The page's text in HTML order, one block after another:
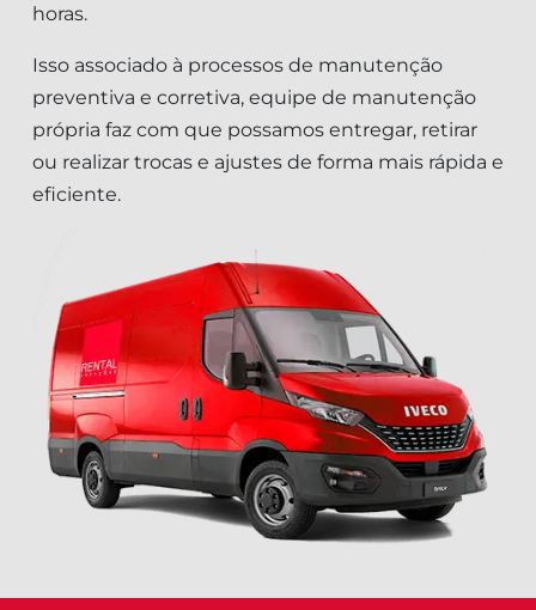
horas.
Isso associado à processos de manutenção
preventiva e corretiva, equipe de manutenção
própria faz com que possamos entregar, retirar
ou realizar trocas e ajustes de forma mais rápida e
eficiente.